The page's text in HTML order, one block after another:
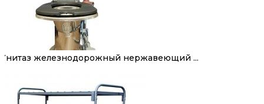
Унитаз железнодорожный нержавеющий ...